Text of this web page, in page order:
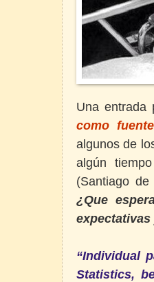
Una entrada
como
algunos de
algún
(Santiago
¿Que
“Individual
Statistics,